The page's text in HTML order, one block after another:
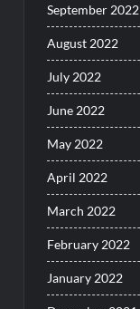
September 2022
August 2022
July 2022
June 2022
May 2022
April 2022
March 2022
February 2022
January 2022